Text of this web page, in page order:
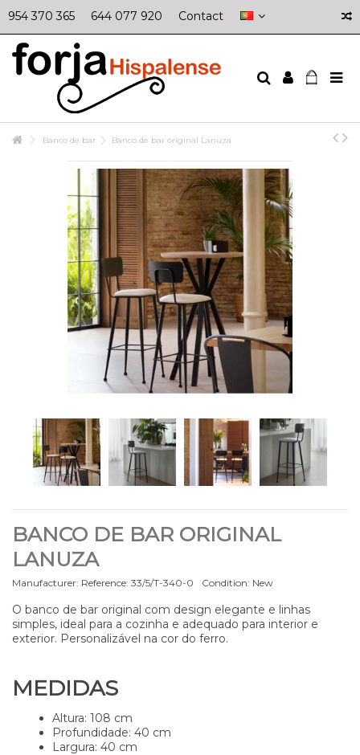
954 370 365 644 077 920 Contact
Banco de bar Banco de bar original Lanuza
BANCO DE BAR ORIGINAL
LANUZA
Manufacturer: Reference: 33/5/T-340-0 Condition: New
O banco de bar original com design elegante e linhas
simples, ideal para a cozinha e adequado para interior e
exterior. Personalizável na cor do ferro.
MEDIDAS
Altura: 108 cm
Profundidade: 40 cm
Largura: 40 cm